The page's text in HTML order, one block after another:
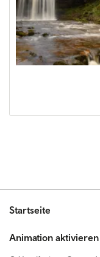
Startseite
Animation aktivieren